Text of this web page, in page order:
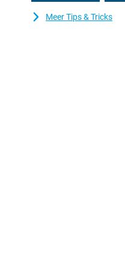
Meer Tips & Tricks